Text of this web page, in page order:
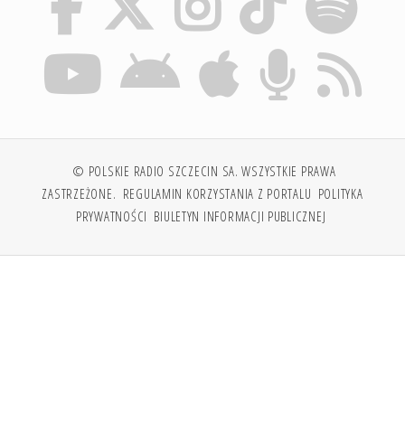
© POLSKIE RADIO SZCZECIN SA. WSZYSTKIE PRAWA
ZASTRZEŻONE. REGULAMIN KORZYSTANIA Z PORTALU POLITYKA
PRYWATNOŚCI BIULETYN INFORMACJI PUBLICZNEJ